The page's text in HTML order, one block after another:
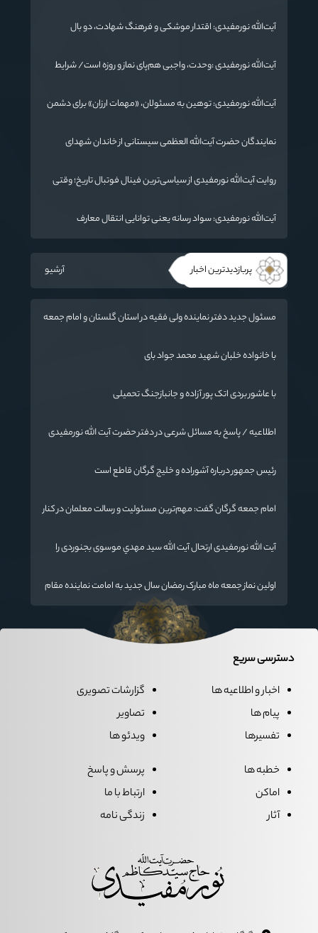
دارد
آیت‌الله نورمفیدی: اقتدار موشکی و فرهنگ شهادت، دو بال
آیت‌الله نورمفیدی :وحدت، واجبی هم‌پای نماز و روزه است/ شرایط
آیت‌الله نورمفیدی: توهین به مسئولان، «مهمات ارزان» برای دشمن
نمایندگان حضرت آیت‌الله العظمی سیستانی از خاندان شهدای
روایت آیت‌الله نورمفیدی از سیاسی‌ترین فینال فوتبال تاریخ؛ وقتی
آیت‌الله نورمفیدی: سواد رسانه یعنی توانایی انتقال معارف
پربازدیدترین اخبار آرشیو
مسئول جدید دفتر نماینده ولی فقیه در استان گلستان و امام جمعه
با خانواده خلبان شهید محمد جواد بای
با عاشور بردی اتک پور آزاده و جانبازجنگ تحمیلی
اطلاعیه / پاسخ به مسائل شرعی در دفتر حضرت آیت الله نورمفیدی
رئیس جمهور درباره آشوراده و خلیج گرگان قاطع است
امام جمعه گرگان گفت: مهم‌ترین مسئولیت و رسالت معلمان در کنار
مفید برای آینده ایران اسلامی است.
آیت الله نورمفیدی ارتحال آیت الله سيد مهدي موسوی بجنوردی را
اولین نماز جمعه ماه مبارک رمضان سال جدید به امامت نماینده مقام
معظم رهبری دراستان گلستان اقامه می گردد.
دسترسی سریع
اخبار و اطلاعیه ها
پیام ها
تفسیرها
گزارشات تصویری
تصاویر
ویدئو ها
خطبه ها
اماکن
آثار
پرسش و پاسخ
ارتباط با ما
زندگی نامه